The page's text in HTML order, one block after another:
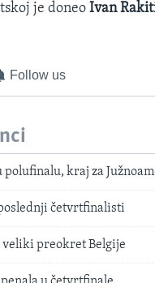
je doneo Ivan
Follow us
polufinalu, kraj za
četvrtfinalisti
preokret Belgije